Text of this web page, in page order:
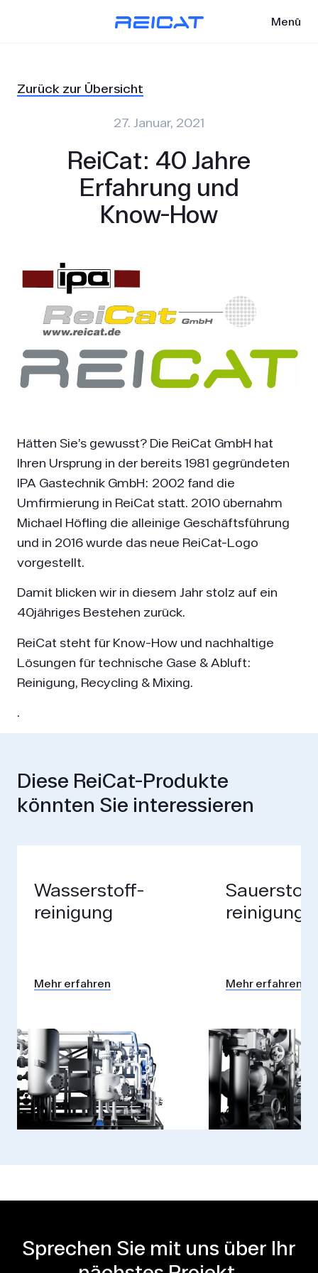
Menü
Zurück zur Übersicht
27. Januar, 2021
ReiCat: 40 Jahre
Erfahrung und
Know-How
Hätten Sie’s gewusst? Die ReiCat GmbH hat
Ihren Ursprung in der bereits 1981 gegründeten
IPA Gastechnik GmbH: 2002 fand die
Umfirmierung in ReiCat statt. 2010 übernahm
Michael Höfling die alleinige Geschäftsführung
und in 2016 wurde das neue ReiCat-Logo
vorgestellt.
Damit blicken wir in diesem Jahr stolz auf ein
40jähriges Bestehen zurück.
ReiCat steht für Know-How und nachhaltige
Lösungen für technische Gase & Abluft:
Reinigung, Recycling & Mixing.
.
Diese ReiCat-Produkte
könnten Sie interessieren
Wasserstoff­
reinigung
Mehr erfahren
reinigung
Mehr erfahren
Sprechen Sie mit uns über Ihr